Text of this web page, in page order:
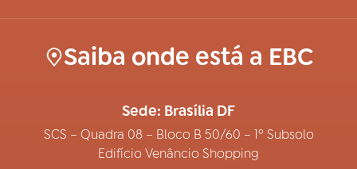
Saiba onde está a EBC
Sede: Brasília DF
SCS – Quadra 08 – Bloco B 50/60 – 1º Subsolo
Edifício Venâncio Shopping